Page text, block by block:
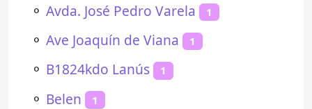
⚬ Avda. José Pedro Varela 1
⚬ Ave Joaquín de Viana 1
⚬ B1824kdo Lanús 1
⚬ Belen 1